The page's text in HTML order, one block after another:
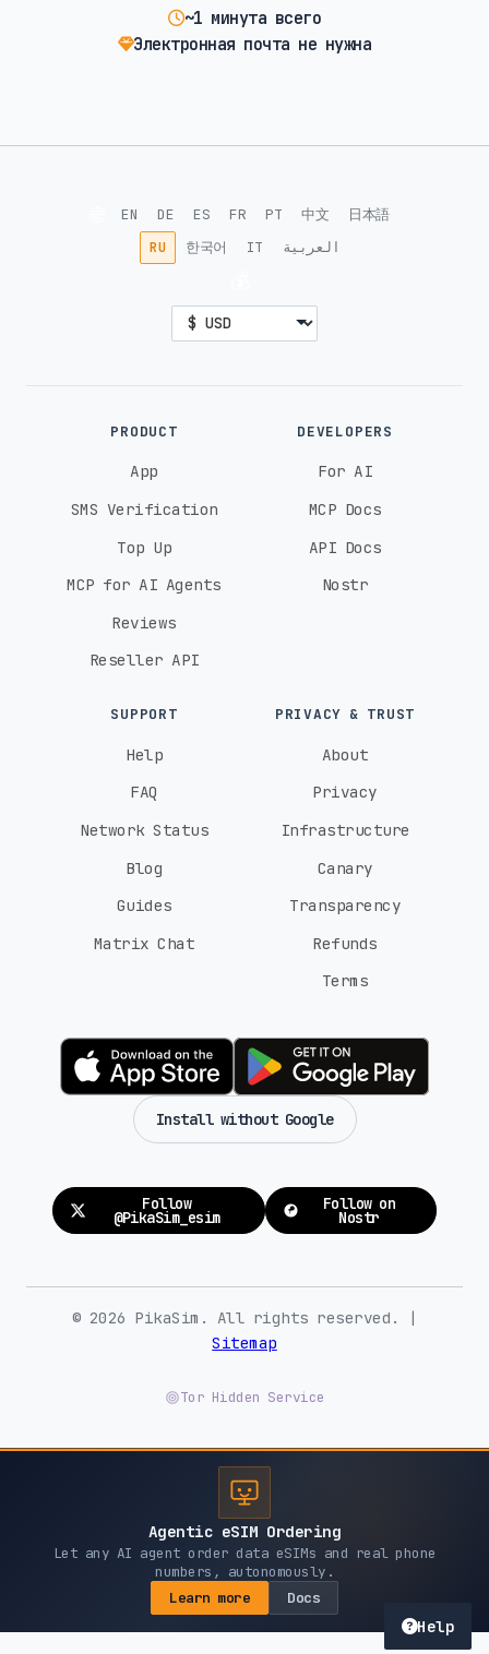
~1 минута всего
Электронная почта не нужна
Help
EN DE ES FR PT 中文
日本語
RU
한국어 IT العربية
PRODUCT
App
SMS Verification
Top Up
MCP for AI Agents
Reviews
Reseller API
DEVELOPERS
For AI
MCP Docs
API Docs
Nostr
SUPPORT
Help
FAQ
Network Status
Blog
Guides
Matrix Chat
PRIVACY & TRUST
About
Privacy
Infrastructure
Canary
Transparency
Refunds
Terms
Install without Google
Follow
@PikaSim_esim
Follow on
Nostr
© 2026 PikaSim. All rights reserved. |
Sitemap
Tor Hidden Service
Agentic eSIM Ordering
Let any AI agent order data eSIMs and real phone
numbers, autonomously.
Learn more
Docs